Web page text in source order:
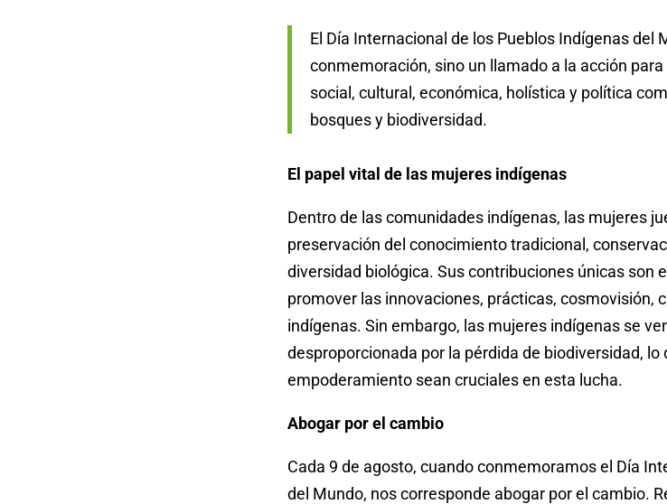
El Día Internacional de los Pueblos Indígenas del
conmemoración, sino un llamado a la acción
social, cultural, económica, holística y política
bosques y biodiversidad.
El papel vital de las mujeres indígenas
Dentro de las comunidades indígenas, las mujeres
preservación del conocimiento tradicional,
diversidad biológica. Sus contribuciones únicas son
promover las innovaciones, prácticas, cosmovisión,
indígenas. Sin embargo, las mujeres indígenas se
desproporcionada por la pérdida de biodiversidad, lo
empoderamiento sean cruciales en esta lucha.
Abogar por el cambio
Cada 9 de agosto, cuando conmemoramos el Día
del Mundo, nos corresponde abogar por el cambio.